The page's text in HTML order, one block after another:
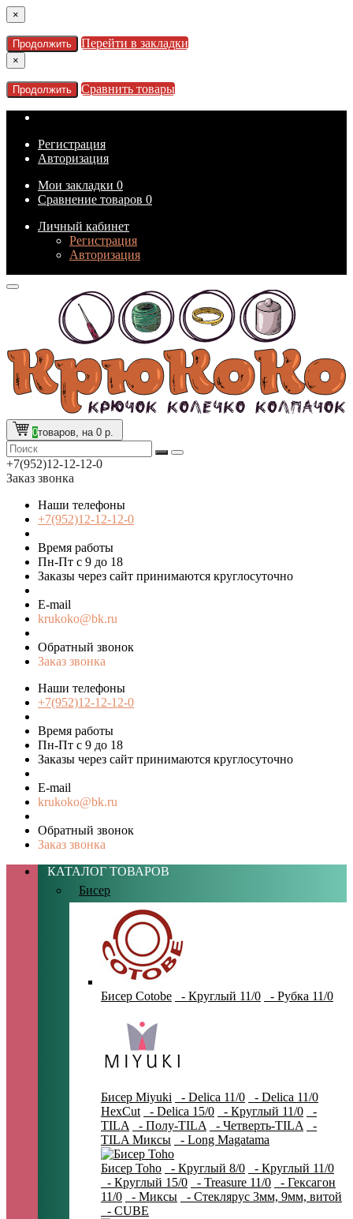
×
Продолжить Перейти в закладки
×
Продолжить Сравнить товары
Регистрация
Авторизация
Мои закладки 0
Сравнение товаров 0
Личный кабинет
Регистрация
Авторизация
0товаров, на 0 р.
+7(952)12-12-12-0
Заказ звонка
Наши телефоны
+7(952)12-12-12-0
Время работы
Пн-Пт с 9 до 18
Заказы через сайт принимаются круглосуточно
E-mail
krukoko@bk.ru
Обратный звонок
Заказ звонка
Наши телефоны
+7(952)12-12-12-0
Время работы
Пн-Пт с 9 до 18
Заказы через сайт принимаются круглосуточно
E-mail
krukoko@bk.ru
Обратный звонок
Заказ звонка
КАТАЛОГ ТОВАРОВ
Бисер
Бисер Cotobe - Круглый 11/0 - Рубка 11/0
Бисер Miyuki - Delica 11/0
- Delica 11/0
HexCut
- Delica 15/0 - Круглый 11/0
-
TILA
- Полу-TILA - Четверть-TILA
-
TILA Миксы
- Long Magatama
Бисер Toho - Круглый 8/0
- Круглый 11/0
- Круглый 15/0
- Treasure 11/0
- Гексагон
11/0
- Миксы
- Стеклярус 3мм, 9мм, витой
- CUBE